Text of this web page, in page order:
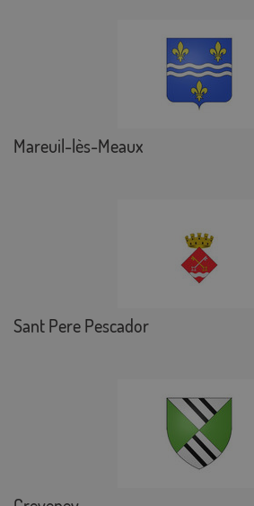
Mareuil-lès-Meaux
Sant Pere Pescador